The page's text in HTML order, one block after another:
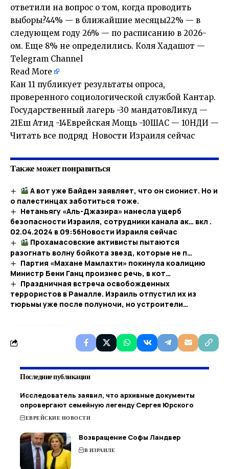
ответили на вопрос о том, когда проводить
выборы?44% — в ближайшие месяцы22% — в
следующем году 26% — по расписанию в 2026-
ом. Еще 8% не определились. Коля Хадашот —
Telegram Channel
Read More
Кан 11 публикует результаты опроса,
проверенного социологической службой Кантар.
Государственный лагерь -30 мандатовЛикуд —
21Еш Атид -14Еврейская Мощь -10ШАС — 10НДИ —
Читать все подряд Новости Израиля сейчас
Также может понравиться
А вот уже Байден заявляет, что он сионист. Но и
о палестинцах заботиться тоже.
Нетаньягу «Аль-Джазира» нанесла ущерб
безопасности Израиля, сотрудники канала ак… вкл .
02.04.2024 в 09:56​Новости Израиля сейчас
Прохамасовские активисты пытаются
разогнать волну бойкота звезд, которые не п…​
Партия «Махане Мамлахти» покинула коалицию
Министр Бени Ганц произнес речь, в кот…
Праздничная встреча освобожденных
террористов в Рамалле. Израиль отпустил их из
тюрьмы уже после полуночи, но устроители…
Последние публикации
Исследователь заявил, что архивные документы
опровергают семейную легенду Сергея Юрского
ЕВРЕЙСКИЕ НОВОСТИ
Возвращение Софы Ландвер
В ИЗРАИЛЕ